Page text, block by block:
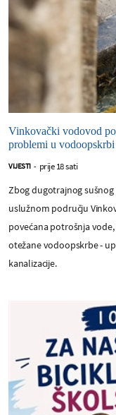
Vinkovački vodovod
problemi u
VIJESTI - prije 18 sati
Zbog dugotrajnog
uslužnom području
povećana potrošnja
otežane vodoopskrbe -
kanalizacije.